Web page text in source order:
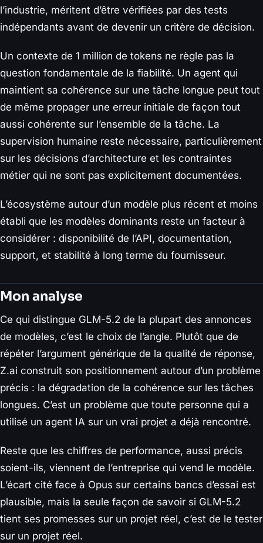
l’industrie, méritent d’être vérifiées par des tests
indépendants avant de devenir un critère de décision.
Un contexte de 1 million de tokens ne règle pas la
question fondamentale de la fiabilité. Un agent qui
maintient sa cohérence sur une tâche longue peut tout
de même propager une erreur initiale de façon tout
aussi cohérente sur l’ensemble de la tâche. La
supervision humaine reste nécessaire, particulièrement
sur les décisions d’architecture et les contraintes
métier qui ne sont pas explicitement documentées.
L’écosystème autour d’un modèle plus récent et moins
établi que les modèles dominants reste un facteur à
considérer : disponibilité de l’API, documentation,
support, et stabilité à long terme du fournisseur.
Mon analyse
Ce qui distingue GLM-5.2 de la plupart des annonces
de modèles, c’est le choix de l’angle. Plutôt que de
répéter l’argument générique de la qualité de réponse,
Z.ai construit son positionnement autour d’un problème
précis : la dégradation de la cohérence sur les tâches
longues. C’est un problème que toute personne qui a
utilisé un agent IA sur un vrai projet a déjà rencontré.
Reste que les chiffres de performance, aussi précis
soient-ils, viennent de l’entreprise qui vend le modèle.
L’écart cité face à Opus sur certains bancs d’essai est
plausible, mais la seule façon de savoir si GLM-5.2
tient ses promesses sur un projet réel, c’est de le tester
sur un projet réel.